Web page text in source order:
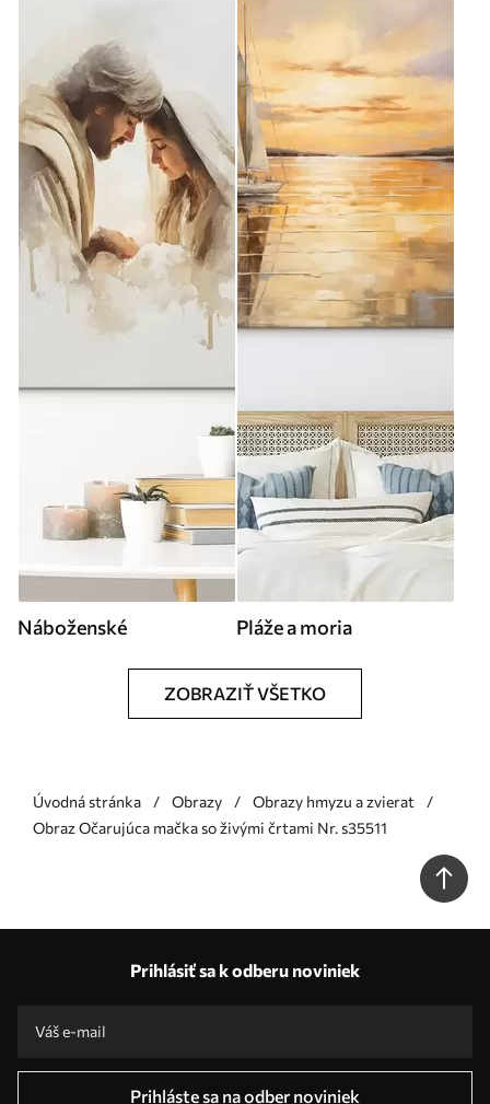
Náboženské Pláže a moria
ZOBRAZIŤ VŠETKO
Úvodná stránka Obrazy
Obrazy hmyzu a zvierat
Obraz Očarujúca mačka so živými črtami Nr. s35511
Prihlásiť sa k odberu noviniek
Prihláste sa na odber noviniek